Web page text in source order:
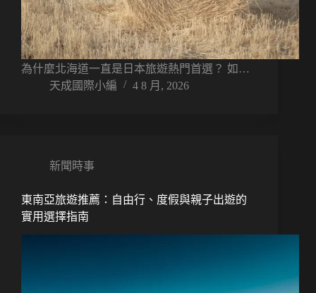
為什麼北海道一直是日本旅遊熱門首選？ 如…
天成國際小編
4 8 月, 2026
新聞時事
東南亞旅遊推薦：自由行、度假與親子出遊的
實用選擇指南